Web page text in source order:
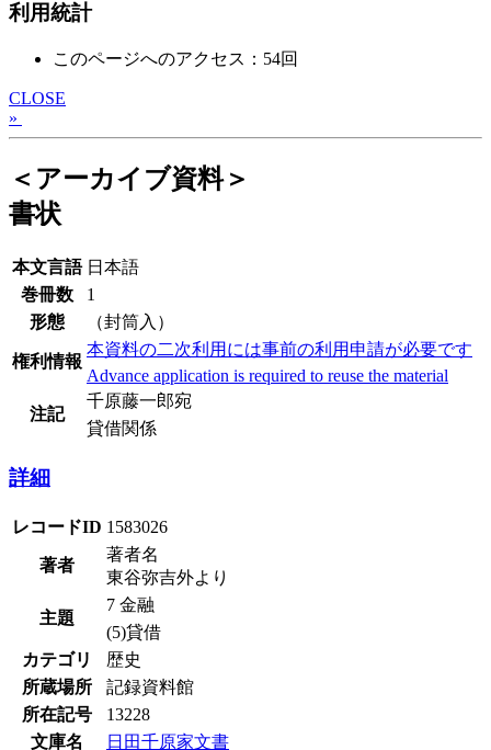
利用統計
このページへのアクセス：54回
CLOSE
»
＜アーカイブ資料＞
書状
本文言語 日本語
巻冊数
1
形態
（封筒入）
権利情報
本資料の二次利用には事前の利用申請が必要です
Advance application is required to reuse the material
注記
千原藤一郎宛
貸借関係
詳細
レコードID 1583026
著者
著者名
東谷弥吉外より
主題
7 金融
(5)貸借
カテゴリ
歴史
所蔵場所
記録資料館
所在記号
13228
文庫名
日田千原家文書